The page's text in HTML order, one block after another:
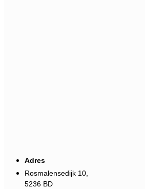
Adres
Rosmalensedijk 10,
5236 BD